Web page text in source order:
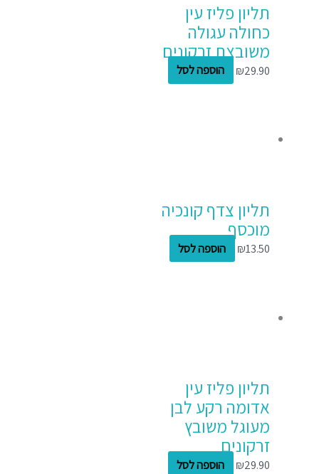
תליון פליז עין
כחולה עגולה
משובצת זרקונים
₪29.90 הוספה לסל
תליון צדף קונכיה
מוכסף
₪13.50 הוספה לסל
תליון פליז עין
אדומה רקע לבן
מעוגל משובץ
זרקונים
₪29.90 הוספה לסל